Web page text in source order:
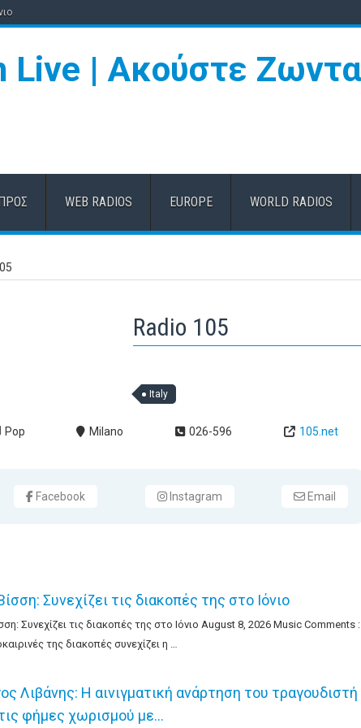
WEB RADIOS EUROPE WORLD RADIOS
Radio 105
Italy
Pop Milano 026-596 105.net
Facebook Instagram Email
Συνεχίζει τις διακοπές της στο Ιόνιο
Συνεχίζει τις διακοπές της στο Ιόνιο August 8, 2026 Music Comments :
της διακοπές συνεχίζει η …
Λιβάνης: Η αινιγματική ανάρτηση του τραγουδιστή
φήμες χωρισμού με…